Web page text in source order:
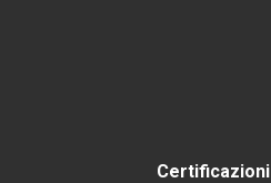
Certificazioni